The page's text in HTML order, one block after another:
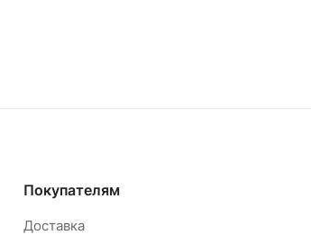
Покупателям
Доставка